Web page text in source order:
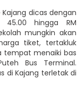
dicas dengan
hingga RM
mungkin akan
tiket, tertakluk
tempat menaiki bas
Bus Terminal.
di Kajang terletak di